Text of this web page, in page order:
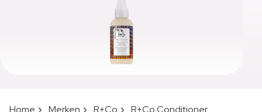
Home Merken R+Co R+Co Conditioner